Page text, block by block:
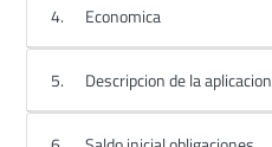
4. Economica
5. Descripcion de la aplicacion